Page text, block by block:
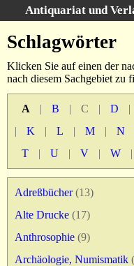
Antiquariat und
Unsere Bücher
Suche
Gebiete
Gesamtbestand
Warenkorb
Verlag
Kataloge
Schlagwörter
Klicken Sie auf einen der
nach diesem Sachgebiet zu
A | B | C | D |
|
K | L | M | N
T
| U | V | W |
Adreßbücher (13)
Alte Drucke (17)
Anthrosophie (9)
Archäologie, Numismatik